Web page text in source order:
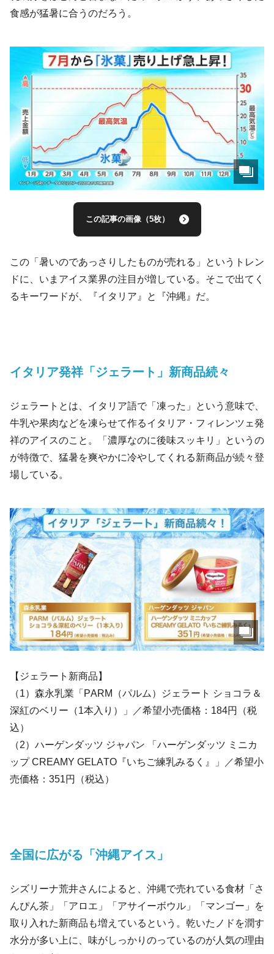
食感が猛暑に合うのだろう。
この記事の画像（5枚）
この「暑いのであっさりしたものが売れる」というトレン
ドに、いまアイス業界の注目が増している。そこで出てく
るキーワードが、『イタリア』と『沖縄』だ。
イタリア発祥「ジェラート」新商品続々
ジェラートとは、イタリア語で「凍った」という意味で、
牛乳や果肉などを凍らせて作るイタリア・フィレンツェ発
祥のアイスのこと。「濃厚なのに後味スッキリ」というの
が特徴で、猛暑を爽やかに冷やしてくれる新商品が続々登
場している。
【ジェラート新商品】
（1）森永乳業「PARM（パルム）ジェラート ショコラ＆
深紅のベリー（1本入り）」／希望小売価格：184円（税
込）
（2）ハーゲンダッツ ジャパン 「ハーゲンダッツ ミニカ
ップ CREAMY GELATO『いちご練乳みるく』」／希望小
売価格：351円（税込）
全国に広がる「沖縄アイス」
シズリーナ荒井さんによると、沖縄で売れている食材「さ
んぴん茶」「アロエ」「アサイーボウル」「マンゴー」を
取り入れた新商品も増えているという。乾いたノドを潤す
水分が多い上に、味がしっかりのっているのが人気の理由